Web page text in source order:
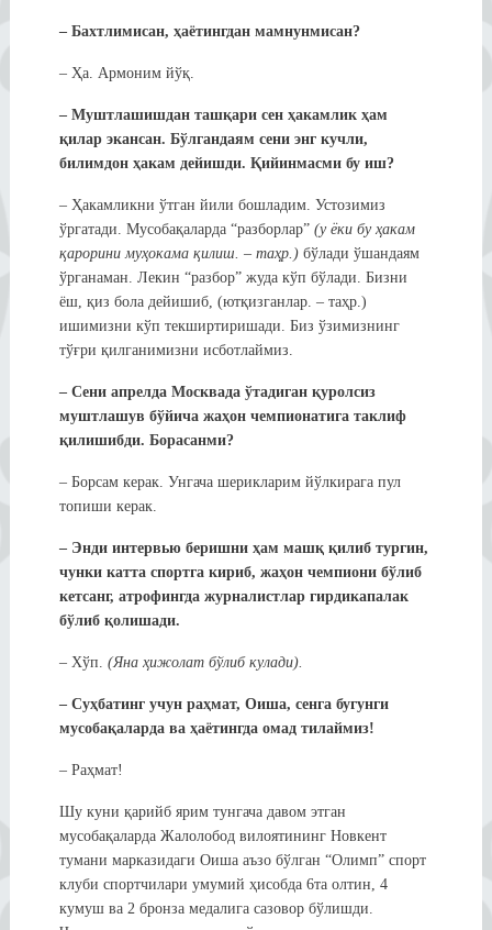
– Бахтлимисан, ҳаётингдан мамнунмисан?
– Ҳа. Армоним йўқ.
– Муштлашишдан ташқари сен ҳакамлик ҳам
қилар экансан. Бўлгандаям сени энг кучли,
билимдон ҳакам дейишди. Қийинмасми бу иш?
– Ҳакамликни ўтган йили бошладим. Устозимиз
ўргатади. Мусобақаларда “разборлар” (у ёки бу ҳакам
қарорини муҳокама қилиш. – таҳр.)бўлади ўшандаям
ўрганаман. Лекин “разбор” жуда кўп бўлади. Бизни
ёш, қиз бола дейишиб, (ютқизганлар. – таҳр.)
ишимизни кўп текширтиришади. Биз ўзимизнинг
тўғри қилганимизни исботлаймиз.
– Сени апрелда Москвада ўтадиган қуролсиз
муштлашув бўйича жаҳон чемпионатига таклиф
қилишибди. Борасанми?
– Борсам керак. Унгача шерикларим йўлкирага пул
топиши керак.
– Энди интервью беришни ҳам машқ қилиб тургин,
чунки катта спортга кириб, жаҳон чемпиони бўлиб
кетсанг, атрофингда журналистлар гирдикапалак
бўлиб қолишади.
– Хўп. (Яна ҳижолат бўлиб кулади).
– Суҳбатинг учун раҳмат, Оиша, сенга бугунги
мусобақаларда ва ҳаётингда омад тилаймиз!
– Раҳмат!
Шу куни қарийб ярим тунгача давом этган
мусобақаларда Жалолобод вилоятининг Новкент
тумани марказидаги Оиша аъзо бўлган “Олимп” спорт
клуби спортчилари умумий ҳисобда 6та олтин, 4
кумуш ва 2 бронза медалига сазовор бўлишди.